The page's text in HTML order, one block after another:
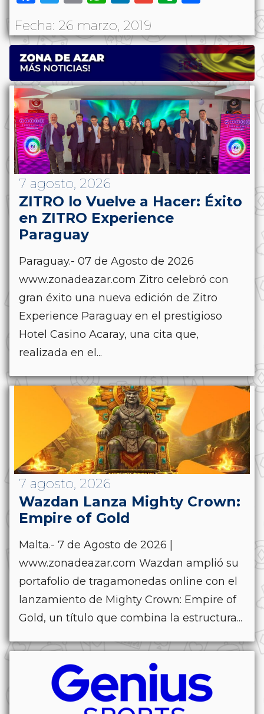
Fecha: 26 marzo, 2019
7 agosto, 2026
ZITRO lo Vuelve a Hacer: Éxito
en ZITRO Experience
Paraguay
Paraguay.- 07 de Agosto de 2026
www.zonadeazar.com Zitro celebró con
gran éxito una nueva edición de Zitro
Experience Paraguay en el prestigioso
Hotel Casino Acaray, una cita que,
realizada en el...
7 agosto, 2026
Wazdan Lanza Mighty Crown:
Empire of Gold
Malta.- 7 de Agosto de 2026 |
www.zonadeazar.com Wazdan amplió su
portafolio de tragamonedas online con el
lanzamiento de Mighty Crown: Empire of
Gold, un título que combina la estructura...